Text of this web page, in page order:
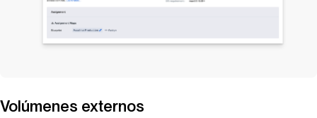
Volúmenes externos